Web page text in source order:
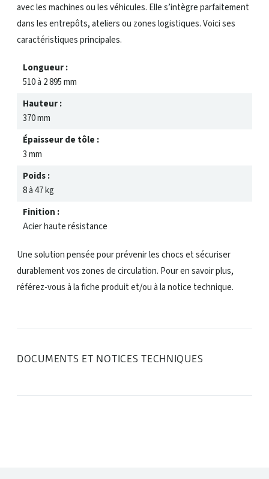
avec les machines ou les véhicules. Elle s’intègre parfaitement
dans les entrepôts, ateliers ou zones logistiques. Voici ses
caractéristiques principales.
Longueur :
510 à 2 895 mm
Hauteur :
370 mm
Épaisseur de tôle :
3 mm
Poids :
8 à 47 kg
Finition :
Acier haute résistance
Une solution pensée pour prévenir les chocs et sécuriser
durablement vos zones de circulation. Pour en savoir plus,
référez-vous à la fiche produit et/ou à la notice technique.
DOCUMENTS ET NOTICES TECHNIQUES